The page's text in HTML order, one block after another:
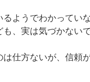
るようでわかってい
も、実は気づかない
仕方ないが、信頼